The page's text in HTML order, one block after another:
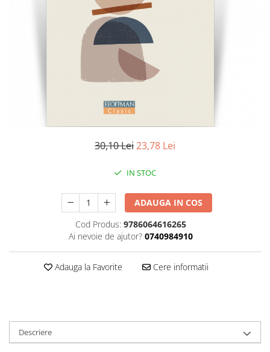
Publicistica / Reportaje / Interviuri
Sociologie si filozofie
30,10 Lei23,78 Lei
IN STOC
ADAUGA IN COS
Cod Produs: 9786064616265
Ai nevoie de ajutor? 0740984910
Adauga la Favorite Cere informatii
Descriere